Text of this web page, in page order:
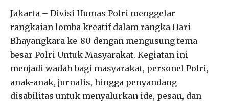
Jakarta – Divisi Humas Polri menggelar
rangkaian lomba kreatif dalam rangka Hari
Bhayangkara ke-80 dengan mengusung tema
besar Polri Untuk Masyarakat. Kegiatan ini
menjadi wadah bagi masyarakat, personel Polri,
anak-anak, jurnalis, hingga penyandang
disabilitas untuk menyalurkan ide, pesan, dan